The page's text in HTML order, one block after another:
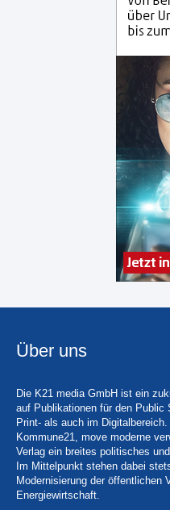
Über uns
Die K21 media GmbH ist ein
auf Publikationen für den
Print- als auch im
Kommune21, move moderne
Verlag ein breites politisches
Im Mittelpunkt stehen dabei
Modernisierung der öffentlichen
Energiewirtschaft.